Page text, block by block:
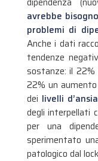
avrebbe
problemi di
Anche i dati
tendenze
sostanze: il
22% un
dei livelli d’ansia
degli interpellati
per una
sperimentato
patologico dal